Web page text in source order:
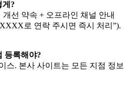
게?
선 약속 + 오프라인 채널 안내
로 연락 주시면 즉시 처리”).
등록해야?
스. 본사 사이트는 모든 지점 정보